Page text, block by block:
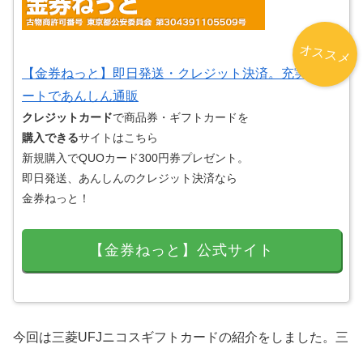
【金券ねっと】即日発送・クレジット決済。充実サポ
ートであんしん通販
クレジットカードで商品券・ギフトカードを
購入できるサイトはこちら
新規購入でQUOカード300円券プレゼント。
即日発送、あんしんのクレジット決済なら
金券ねっと！
【金券ねっと】公式サイト
オススメ
今回は三菱UFJニコスギフトカードの紹介をしました。三